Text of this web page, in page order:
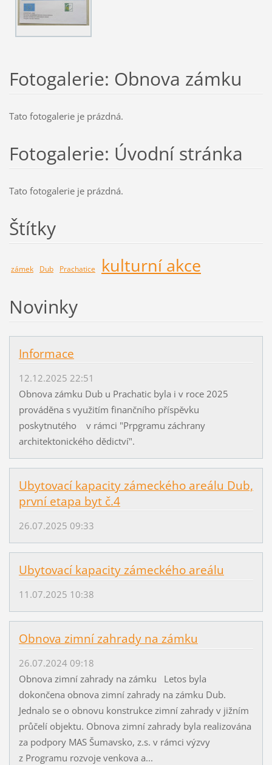
Fotogalerie: Obnova zámku
Tato fotogalerie je prázdná.
Fotogalerie: Úvodní stránka
Tato fotogalerie je prázdná.
Štítky
zámek Dub Prachatice kulturní akce
Novinky
Informace
12.12.2025 22:51
Obnova zámku Dub u Prachatic byla i v roce 2025
prováděna s využitím finančního příspěvku
poskytnutého v rámci "Prpgramu záchrany
architektonického dědictví".
Ubytovací kapacity zámeckého areálu Dub,
první etapa byt č.4
26.07.2025 09:33
Ubytovací kapacity zámeckého areálu
11.07.2025 10:38
Obnova zimní zahrady na zámku
26.07.2024 09:18
Obnova zimní zahrady na zámku Letos byla
dokončena obnova zimní zahrady na zámku Dub.
Jednalo se o obnovu konstrukce zimní zahrady v jižním
průčelí objektu. Obnova zimní zahrady byla realizována
za podpory MAS Šumavsko, z.s. v rámci výzvy
z Programu rozvoje venkova a...